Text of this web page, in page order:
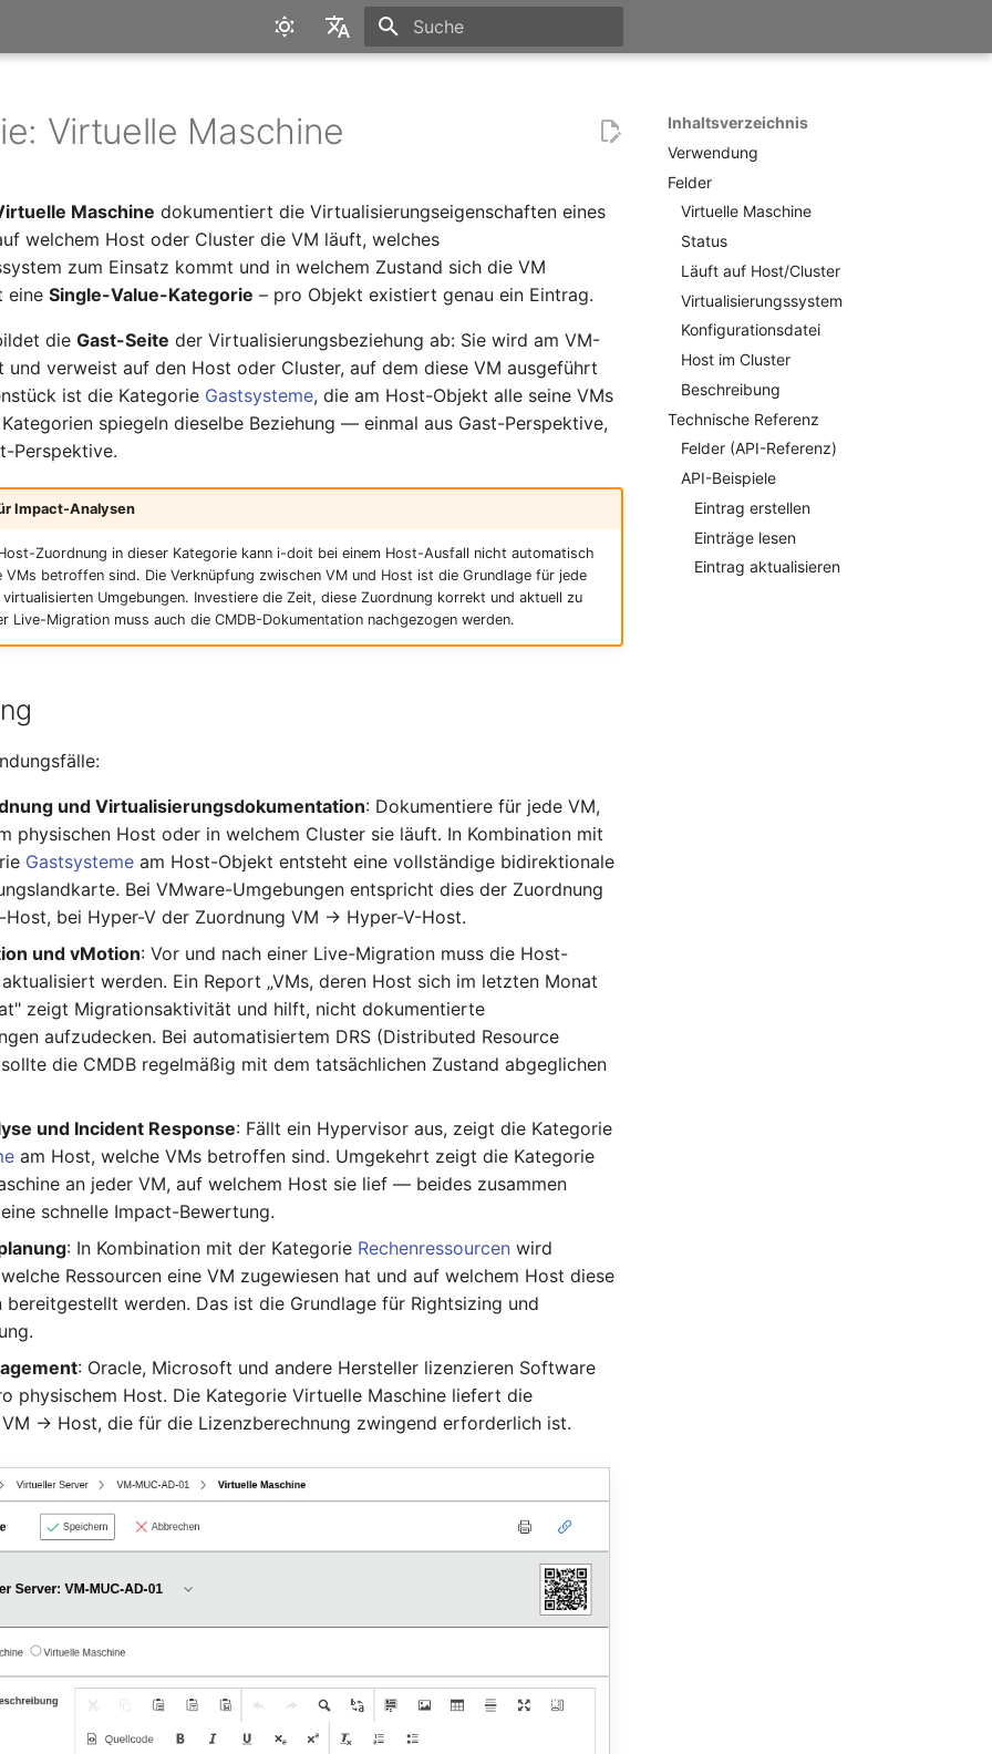
Deutsch
Inhaltsverzeichnis
Verwendung
Felder
Virtuelle Maschine
Status
Läuft auf Host/Cluster
Virtualisierungssystem
Konfigurationsdatei
Host im Cluster
Beschreibung
Technische Referenz
Felder (API-Referenz)
API-Beispiele
Eintrag erstellen
Einträge lesen
Eintrag aktualisieren
Virtuelle Maschine
Maschine dokumentiert die Virtualisierungseigenschaften eines
welchem Host oder Cluster die VM läuft, welches
zum Einsatz kommt und in welchem Zustand sich die VM
eineSingle-Value-Kategorie – pro Objekt existiert genau ein Eintrag.
dieGast-Seite der Virtualisierungsbeziehung ab: Sie wird am VM-
und verweist auf den Host oder Cluster, auf dem diese VM ausgeführt
ist die Kategorie Gastsysteme, die am Host-Objekt alle seine VMs
spiegeln dieselbe Beziehung — einmal aus Gast-Perspektive,
Perspektive.
Impact-Analysen
Zuordnung in dieser Kategorie kann i-doit bei einem Host-Ausfall nicht automatisch
VMs betroffen sind. Die Verknüpfung zwischen VM und Host ist die Grundlage für jede
Umgebungen. Investiere die Zeit, diese Zuordnung korrekt und aktuell zu
Live-Migration muss auch die CMDB-Dokumentation nachgezogen werden.
und Virtualisierungsdokumentation: Dokumentiere für jede VM,
physischen Host oder in welchem Cluster sie läuft. In Kombination mit
Gastsysteme am Host-Objekt entsteht eine vollständige bidirektionale
Bei VMware-Umgebungen entspricht dies der Zuordnung
bei Hyper-V der Zuordnung VM → Hyper-V-Host.
und vMotion: Vor und nach einer Live-Migration muss die Host-
werden. Ein Report „VMs, deren Host sich im letzten Monat
zeigt Migrationsaktivität und hilft, nicht dokumentierte
aufzudecken. Bei automatisiertem DRS (Distributed Resource
die CMDB regelmäßig mit dem tatsächlichen Zustand abgeglichen
und Incident Response: Fällt ein Hypervisor aus, zeigt die Kategorie
am Host, welche VMs betroffen sind. Umgekehrt zeigt die Kategorie
an jeder VM, auf welchem Host sie lief — beides zusammen
schnelle Impact-Bewertung.
: In Kombination mit der Kategorie Rechenressourcen wird
Ressourcen eine VM zugewiesen hat und auf welchem Host diese
bereitgestellt werden. Das ist die Grundlage für Rightsizing und
: Oracle, Microsoft und andere Hersteller lizenzieren Software
physischem Host. Die Kategorie Virtuelle Maschine liefert die
→ Host, die für die Lizenzberechnung zwingend erforderlich ist.